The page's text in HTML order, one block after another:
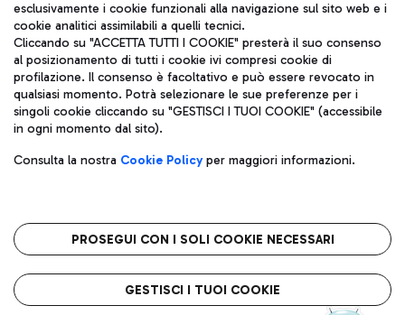
Aeroporti di Roma S.p.A. - Società soggetta a direzione e
coordinamento di Mundys S.p.A.
Codice fiscale e Registro delle Imprese di Roma 13032990155 P.
IVA 06572251004
Capitale sociale 62.224.743,00 int. vers.
Sede legale: Via Pier Paolo Racchetti 1 - 00054 Fiumicino (RM)
telefono +39 06 65951
Privacy policy
Note legali
Roma FCO
L'aeroporto stellato
esclusivamente i cookie funzionali alla navigazione sul sito web e i
cookie analitici assimilabili a quelli tecnici.
Cliccando su "ACCETTA TUTTI I COOKIE" presterà il suo consenso
al posizionamento di tutti i cookie ivi compresi cookie di
profilazione. Il consenso è facoltativo e può essere revocato in
qualsiasi momento. Potrà selezionare le sue preferenze per i
singoli cookie cliccando su "GESTISCI I TUOI COOKIE" (accessibile
in ogni momento dal sito).
Consulta la nostra Cookie Policyper maggiori informazioni.
PROSEGUI CON I SOLI COOKIE NECESSARI
GESTISCI I TUOI COOKIE